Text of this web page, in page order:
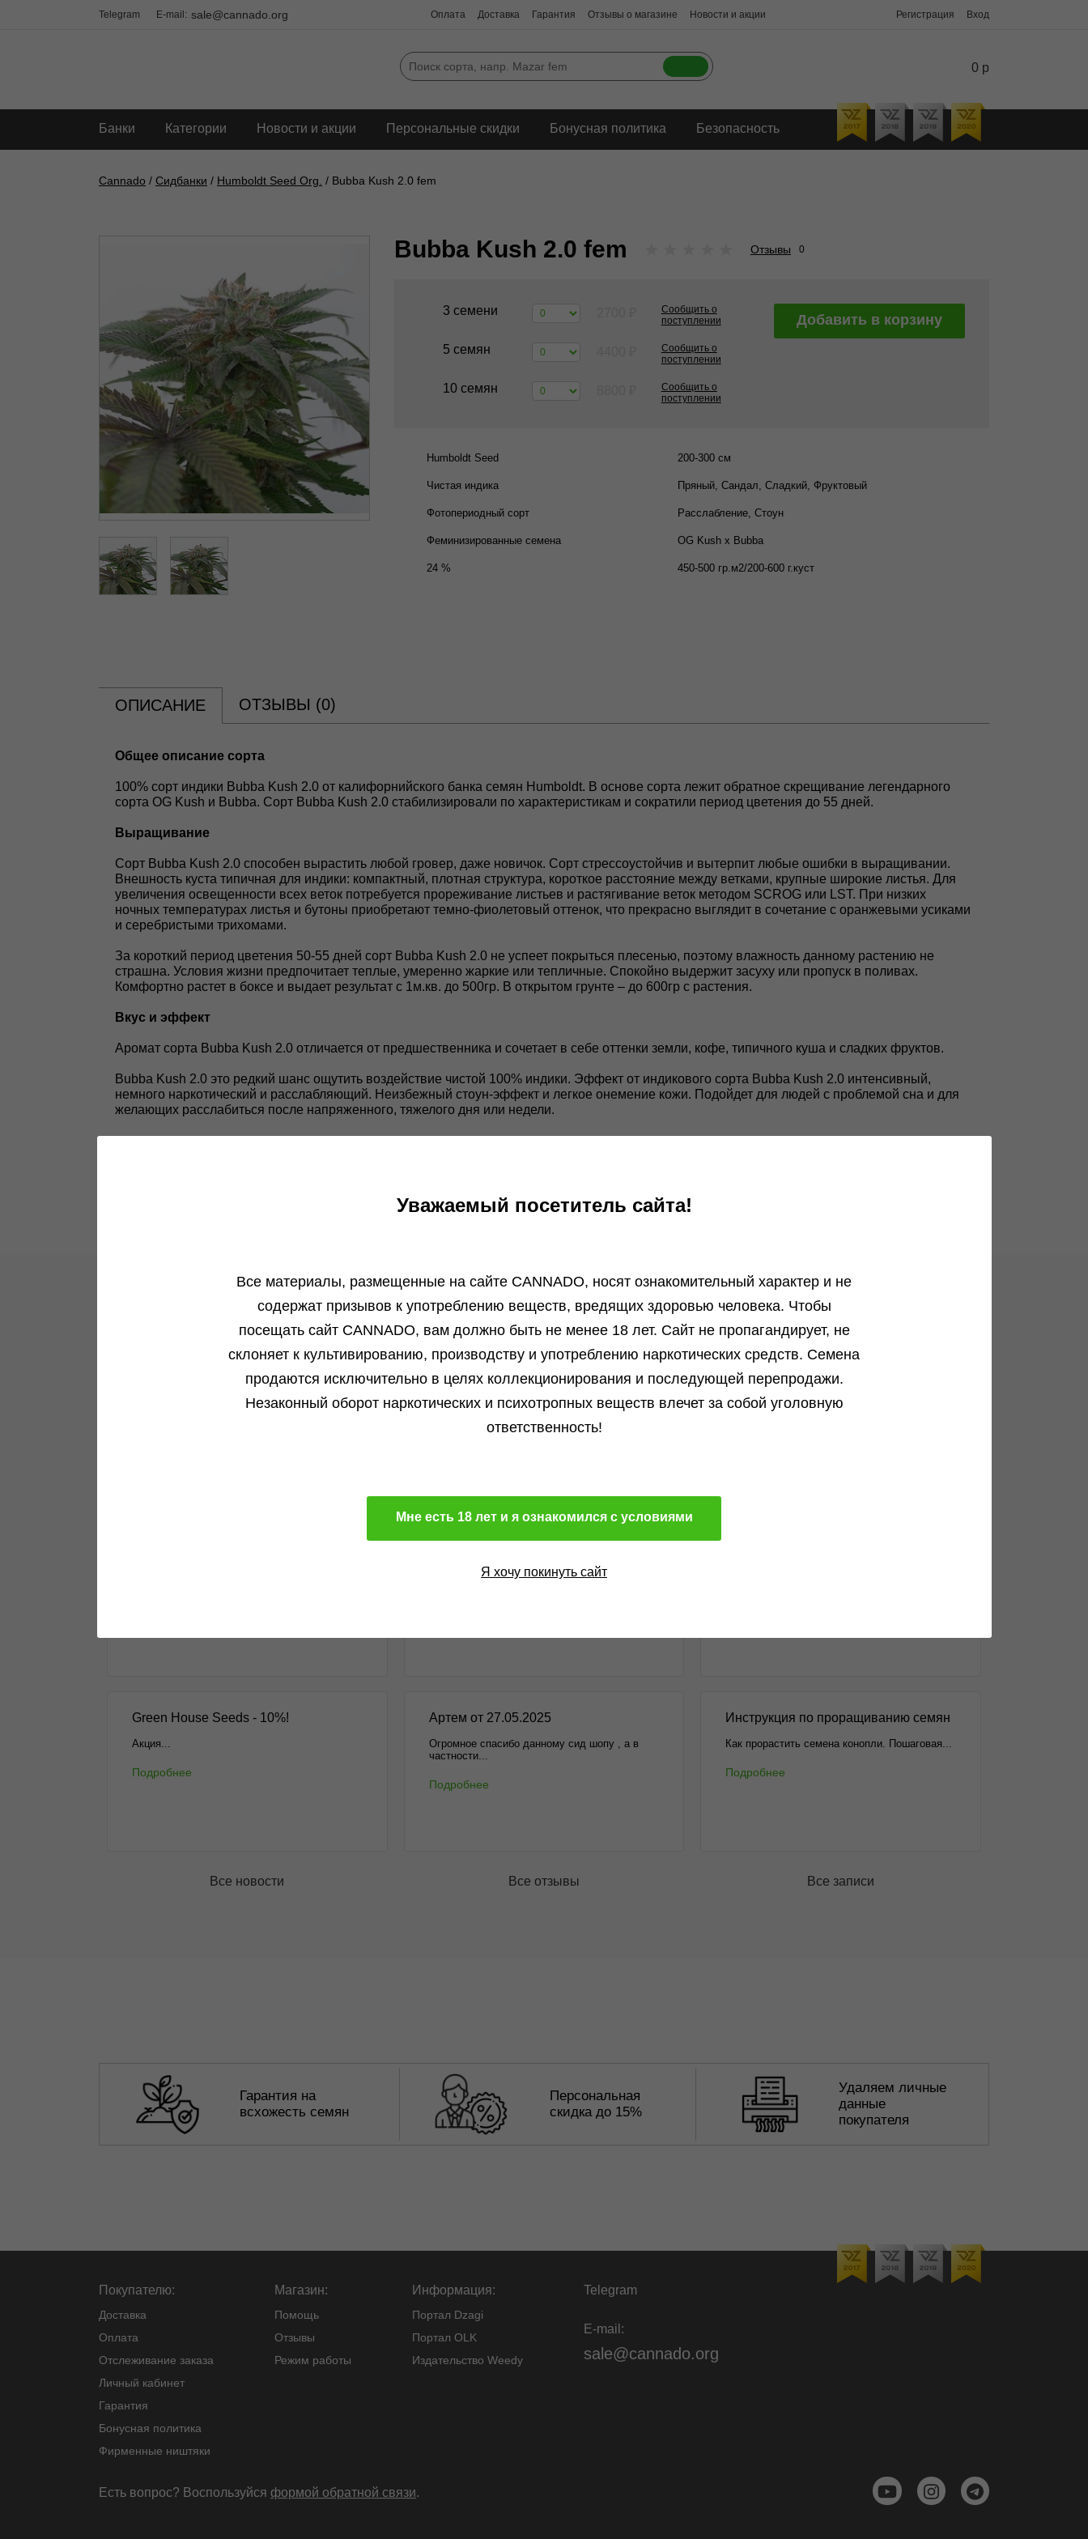
Telegram E-mail: sale@cannado.org Оплата Доставка Гарантия Отзывы о магазине Новости и акции Регистрация Вход
0 р
Банки Категории Новости и акции Персональные скидки Бонусная политика Безопасность
Cannado / Сидбанки / Humboldt Seed Org. / Bubba Kush 2.0 fem
Bubba Kush 2.0 fem Отзывы 0
3 семени
Сообщить о
поступлении
5 семян
Сообщить о
поступлении
10 семян
Сообщить о
поступлении
Добавить в корзину
Humboldt Seed
Чистая индика
Фотопериодный сорт
Феминизированные семена
24 %
200-300 см
Пряный, Сандал, Сладкий, Фруктовый
Расслабление, Стоун
OG Kush x Bubba
450-500 гр.м2/200-600 г.куст
ОПИСАНИЕ ОТЗЫВЫ (0)
Общее описание сорта
100% сорт индики Bubba Kush 2.0 от калифорнийского банка семян Humboldt. В основе сорта лежит обратное скрещивание легендарного
сорта OG Kush и Bubba. Сорт Bubba Kush 2.0 стабилизировали по характеристикам и сократили период цветения до 55 дней.
Выращивание
Сорт Bubba Kush 2.0 способен вырастить любой гровер, даже новичок. Сорт стрессоустойчив и вытерпит любые ошибки в выращивании.
Внешность куста типичная для индики: компактный, плотная структура, короткое расстояние между ветками, крупные широкие листья. Для
увеличения освещенности всех веток потребуется прореживание листьев и растягивание веток методом SCROG или LST. При низких
ночных температурах листья и бутоны приобретают темно-фиолетовый оттенок, что прекрасно выглядит в сочетание с оранжевыми усиками
и серебристыми трихомами.
За короткий период цветения 50-55 дней сорт Bubba Kush 2.0 не успеет покрыться плесенью, поэтому влажность данному растению не
страшна. Условия жизни предпочитает теплые, умеренно жаркие или тепличные. Спокойно выдержит засуху или пропуск в поливах.
Комфортно растет в боксе и выдает результат с 1м.кв. до 500гр. В открытом грунте – до 600гр с растения.
Вкус и эффект
Аромат сорта Bubba Kush 2.0 отличается от предшественника и сочетает в себе оттенки земли, кофе, типичного куша и сладких фруктов.
Bubba Kush 2.0 это редкий шанс ощутить воздействие чистой 100% индики. Эффект от индикового сорта Bubba Kush 2.0 интенсивный,
немного наркотический и расслабляющий. Неизбежный стоун-эффект и легкое онемение кожи. Подойдет для людей с проблемой сна и для
желающих расслабиться после напряженного, тяжелого дня или недели.
Новости и акции
Green House Seeds - 10%!
Акция...
Подробнее
Все новости
Отзывы
Подробнее
Михаил от 15.12.2025
Здравствуйте. Оформил очередной заказ в
Артем от 27.05.2025
Огромное спасибо данному сид шопу , а в
частности...
Подробнее
Все отзывы
Блог
Как заказать орешки максимально
анонимно?...
Инструкция по проращиванию семян
Как прорастить семена конопли. Пошаговая...
Подробнее
Все записи
Гарантия на
всхожесть семян
Персональная
скидка до 15%
Удаляем личные
данные
покупателя
Покупателю:
Доставка
Оплата
Отслеживание заказа
Личный кабинет
Гарантия
Бонусная политика
Фирменные ништяки
Магазин:
Помощь
Отзывы
Режим работы
Информация:
Портал Dzagi
Портал OLK
Издательство Weedy
Telegram
E-mail:
sale@cannado.org
Есть вопрос? Воспользуйся формой обратной связи.
Уважаемый посетитель сайта!
Все материалы, размещенные на сайте СANNADO, носят ознакомительный характер и не
содержат призывов к употреблению веществ, вредящих здоровью человека. Чтобы
посещать сайт CANNADO, вам должно быть не менее 18 лет. Сайт не пропагандирует, не
склоняет к культивированию, производству и употреблению наркотических средств. Семена
продаются исключительно в целях коллекционирования и последующей перепродажи.
Незаконный оборот наркотических и психотропных веществ влечет за собой уголовную
ответственность!
Мне есть 18 лет и я ознакомился с условиями
Я хочу покинуть сайт